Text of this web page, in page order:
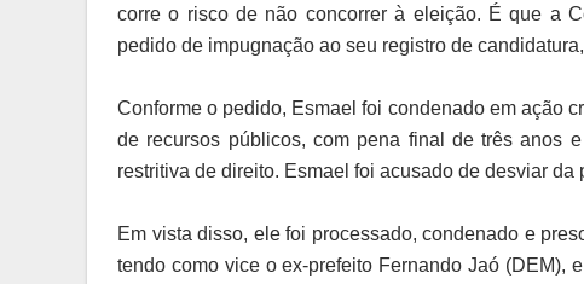
corre o risco de não concorrer à eleição. É que a
pedido de impugnação ao seu registro de
Conforme o pedido, Esmael foi condenado em ação
de recursos públicos, com pena final de três anos
restritiva de direito. Esmael foi acusado de desviar
Em vista disso, ele foi processado, condenado e
tendo como vice o ex-prefeito Fernando Jaó (DEM),